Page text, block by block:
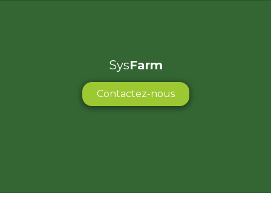
SysFarm
Contactez-nous